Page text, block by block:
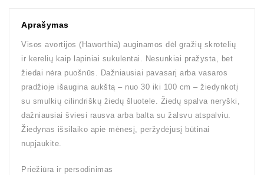
Aprašymas
Visos avortijos (Haworthia) auginamos dėl gražių skrotelių
ir kerelių kaip lapiniai sukulentai. Nesunkiai pražysta, bet
žiedai nėra puošnūs. Dažniausiai pavasarį arba vasaros
pradžioje išaugina aukštą – nuo 30 iki 100 cm – žiedynkotį
su smulkių cilindriškų žiedų šluotele. Žiedų spalva neryški,
dažniausiai šviesi rausva arba balta su žalsvu atspalviu.
Žiedynas išsilaiko apie mėnesį, peržydėjusį būtinai
nupjaukite.
Priežiūra ir persodinimas